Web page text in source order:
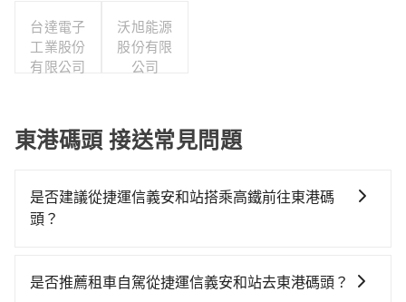
台達電子
工業股份
有限公司
沃旭能源
股份有限
公司
東港碼頭 接送常見問題
是否建議從捷運信義安和站搭乘高鐵前往東港碼
頭？
時、較貴！從最早06:26一直到22:16，台北-左營一天最
是否推薦租車自駕從捷運信義安和站去東港碼頭？